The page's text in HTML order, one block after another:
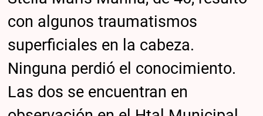
con algunos traumatismos
superficiales en la cabeza.
Ninguna perdió el conocimiento.
Las dos se encuentran en